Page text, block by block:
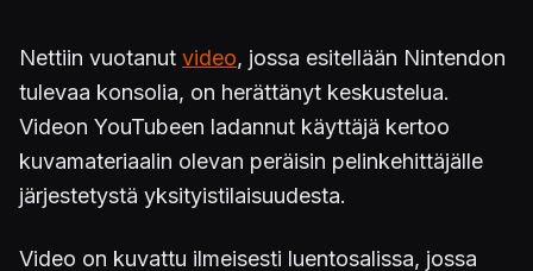
Nettiin vuotanut video, jossa esitellään Nintendon
tulevaa konsolia, on herättänyt keskustelua.
Videon YouTubeen ladannut käyttäjä kertoo
kuvamateriaalin olevan peräisin pelinkehittäjälle
järjestetystä yksityistilaisuudesta.
Video on kuvattu ilmeisesti luentosalissa, jossa